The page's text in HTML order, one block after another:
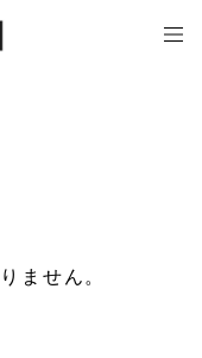
ません。